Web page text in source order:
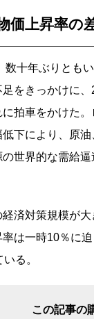
価上昇率の
十年ぶりとも
をきっかけに
拍車をかけた
下により、原
の世界的な需給
済対策規模が大
は一時10％に
る。
この記事の